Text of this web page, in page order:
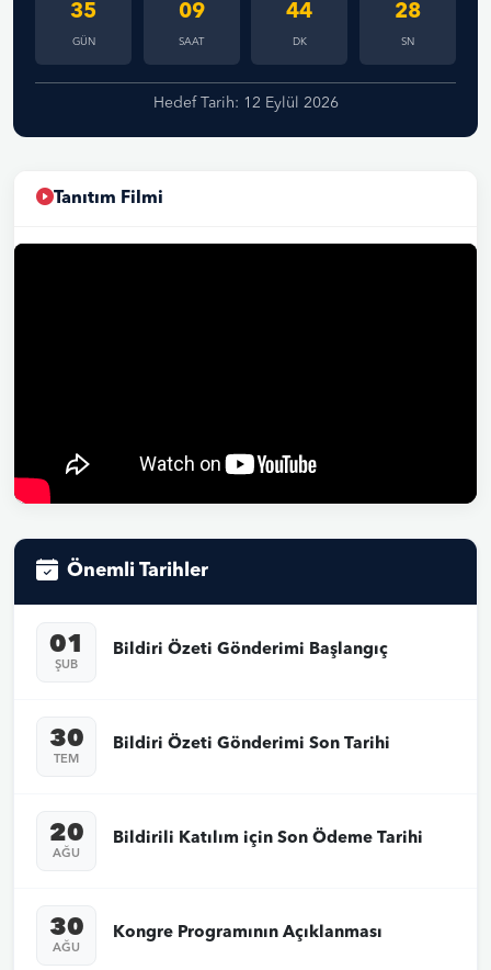
35
GÜN
09
SAAT
44
DK
27
SN
Hedef Tarih: 12 Eylül 2026
Tanıtım Filmi
Önemli Tarihler
01
ŞUB
Bildiri Özeti Gönderimi Başlangıç
30
TEM
Bildiri Özeti Gönderimi Son Tarihi
20
AĞU
Bildirili Katılım için Son Ödeme Tarihi
30
AĞU
Kongre Programının Açıklanması